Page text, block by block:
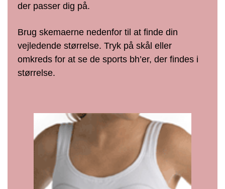
der passer dig på.
Brug skemaerne nedenfor til at finde din
vejledende størrelse. Tryk på skål eller
omkreds for at se de sports bh’er, der findes i
størrelse.